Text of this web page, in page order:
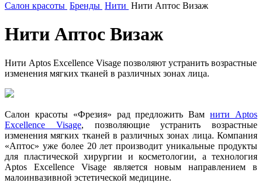
Салон красоты Бренды Нити Нити Аптос Визаж
Нити Аптос Визаж
Нити Aptos Excellence Visage позволяют устранить возрастные
изменения мягких тканей в различных зонах лица.
Салон красоты «Фрезия» рад предложить Вамнити Aptos
Excellence Visage, позволяющие устранить возрастные
изменения мягких тканей в различных зонах лица. Компания
«Аптос» уже более 20 лет производит уникальные продукты
для пластической хирургии и косметологии, а технология
Aptos Excellence Visage является новым направлением в
малоинвазивной эстетической медицине.